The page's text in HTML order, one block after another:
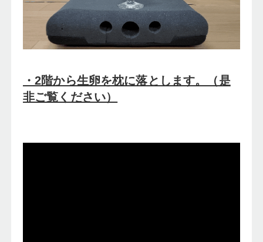
・2階から生卵を枕に落とします。（是
非ご覧ください）